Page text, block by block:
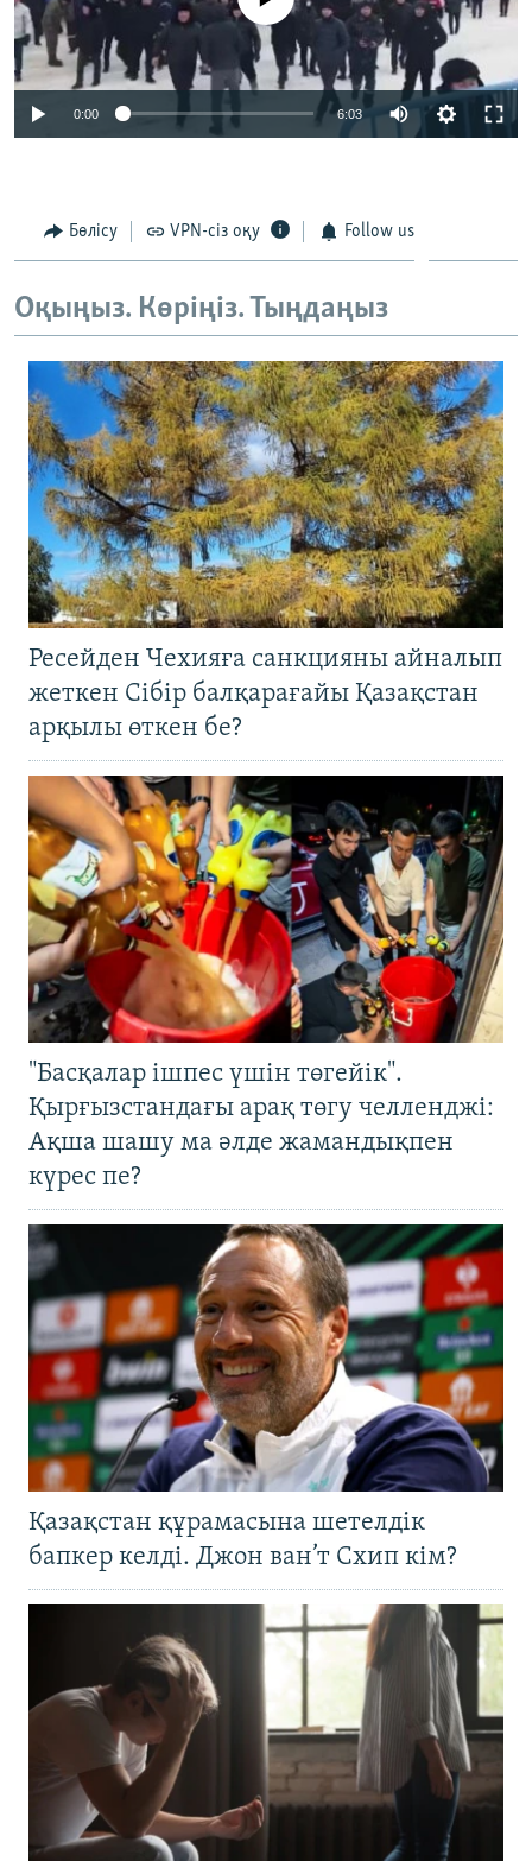
Auto 240p 360p 480p
0:00 6:03 Auto
480p
Бөлісу VPN-сіз оқу Follow us
Оқыңыз. Көріңіз. Тыңдаңыз
Ресейден Чехияға санкцияны айналып
жеткен Сібір балқарағайы Қазақстан
арқылы өткен бе?
"Басқалар ішпес үшін төгейік".
Қырғызстандағы арақ төгу челленджі:
Ақша шашу ма әлде жамандықпен
күрес пе?
Қазақстан құрамасына шетелдік
бапкер келді. Джон ван’т Схип кім?